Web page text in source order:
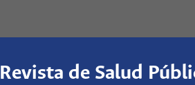
Revista de Salud